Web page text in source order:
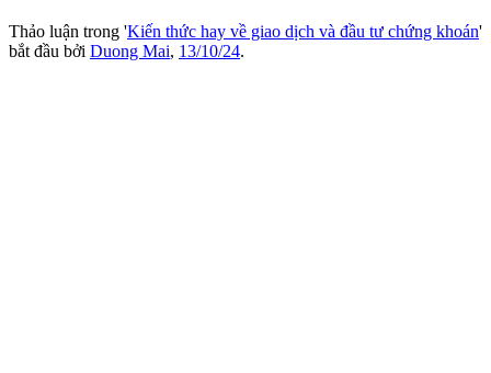
Thảo luận trong 'Kiến thức hay về giao dịch và đầu tư chứng khoán'
bắt đầu bởi Duong Mai, 13/10/24.